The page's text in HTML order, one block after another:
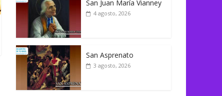
San Juan María Vianney
4 agosto, 2026
San Asprenato
3 agosto, 2026